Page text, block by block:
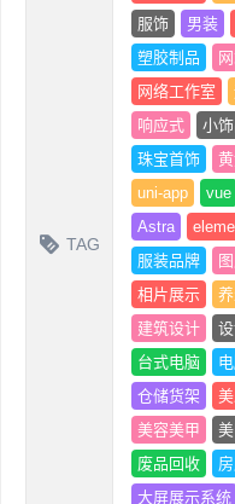
TAG
服饰
男装
塑胶制品
网络工作室
响应式
小
珠宝首饰
uni-app
vue
Astra
服装品牌
相片展示
建筑设计
台式电脑
仓储货架
美容美甲
废品回收
大屏展示系统